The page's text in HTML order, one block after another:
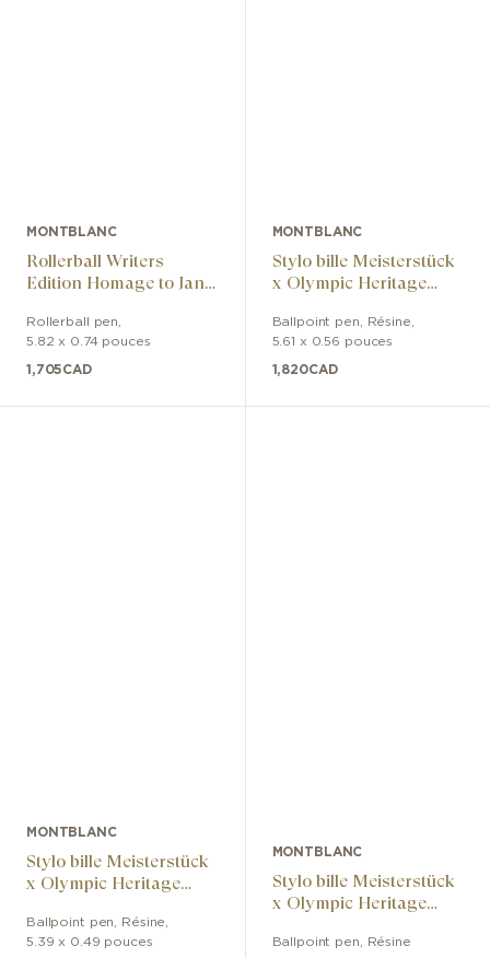
MONTBLANC
Rollerball Writers
Edition Homage to Jane
Rollerball pen,
5.82 x 0.74 pouces
1,705CAD
MONTBLANC
Stylo bille Meisterstück
x Olympic Heritage
Midsize
Ballpoint pen, Résine,
5.61 x 0.56 pouces
1,820CAD
MONTBLANC
Stylo bille Meisterstück
x Olympic Heritage
Classique
Ballpoint pen Résine
5.39 x 0.49 pouces
MONTBLANC
Stylo bille Meisterstück
x Olympic Heritage
Classique
Ballpoint pen Résine